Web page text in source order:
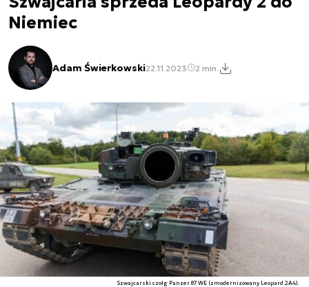
Niemiec
Adam Świerkowski22.11.2023 2 min.
Szwajcarski czołg Panzer 87 WE (zmodernizowany Leopard 2A4).